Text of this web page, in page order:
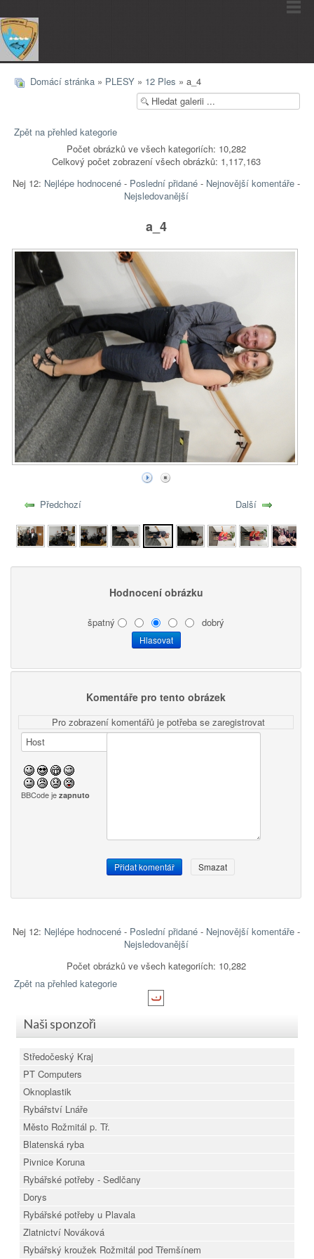
Domácí stránka » PLESY » 12 Ples » a_4
Zpět na přehled kategorie
Počet obrázků ve všech kategoriích: 10,282
Celkový počet zobrazení všech obrázků: 1,117,163
Nej 12: Nejlépe hodnocené- Poslední přidané- Nejnovější komentáře-
Nejsledovanější
a_4
Předchozí Další
Hodnocení obrázku
špatný dobrý
Komentáře pro tento obrázek
Pro zobrazení komentářů je potřeba se zaregistrovat
BBCode je zapnuto
Nej 12: Nejlépe hodnocené- Poslední přidané- Nejnovější komentáře-
Nejsledovanější
Počet obrázků ve všech kategoriích: 10,282
Zpět na přehled kategorie
Naši sponzoři
Středočeský Kraj
PT Computers
Oknoplastik
Rybářství Lnáře
Město Rožmitál p. Tř.
Blatenská ryba
Pivnice Koruna
Rybářské potřeby - Sedlčany
Dorys
Rybářské potřeby u Plavala
Zlatnictví Nováková
Rybářský kroužek Rožmitál pod Třemšínem